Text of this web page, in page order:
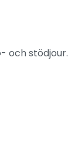
och stödjour.